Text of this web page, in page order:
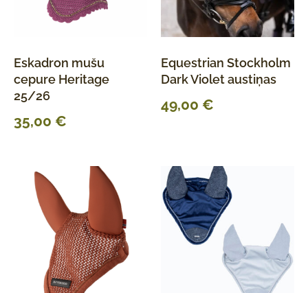
Eskadron mušu
cepure Heritage
25/26
35,00 €
Equestrian Stockholm
Dark Violet austiņas
49,00 €